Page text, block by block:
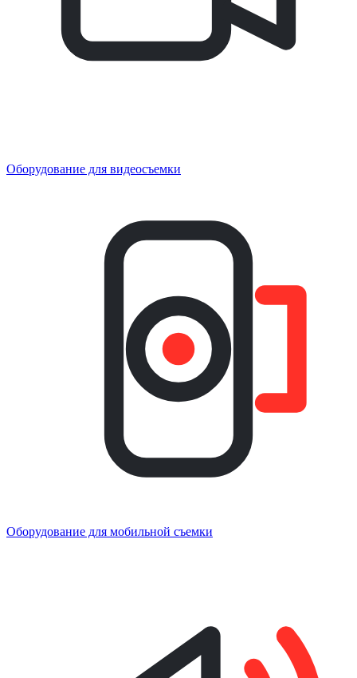
Оборудование для видеосъемки
Оборудование для мобильной съемки